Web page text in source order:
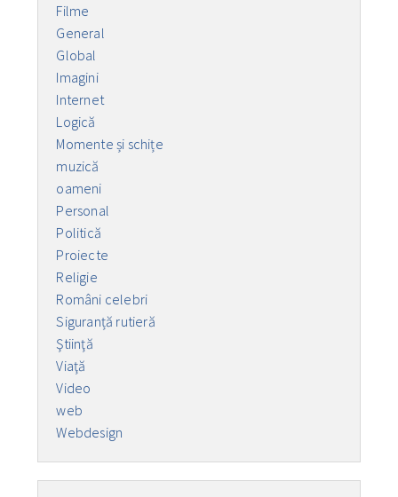
Filme
General
Global
Imagini
Internet
Logică
Momente și schițe
muzică
oameni
Personal
Politică
Proiecte
Religie
Români celebri
Siguranță rutieră
Ştiinţă
Viaţă
Video
web
Webdesign